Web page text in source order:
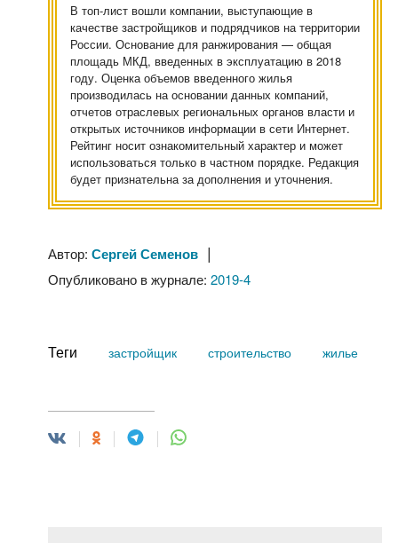
В топ-лист вошли компании, выступающие в
качестве застройщиков и подрядчиков на территории
России. Основание для ранжирования — общая
площадь МКД, введенных в эксплуатацию в 2018
году. Оценка объемов введенного жилья
производилась на основании данных компаний,
отчетов отраслевых региональных органов власти и
открытых источников информации в сети Интернет.
Рейтинг носит ознакомительный характер и может
использоваться только в частном порядке. Редакция
будет признательна за дополнения и уточнения.
Автор: Сергей Семенов|
Опубликовано в журнале: 2019-4
Теги застройщик строительство жилье